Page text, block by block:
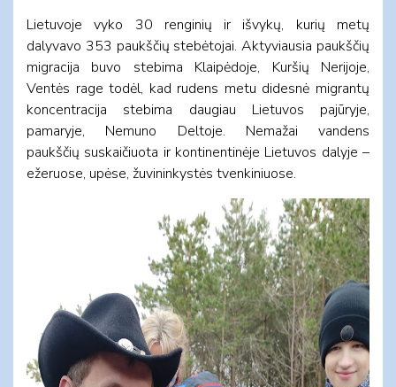
Lietuvoje vyko 30 renginių ir išvykų, kurių metų
dalyvavo 353 paukščių stebėtojai. Aktyviausia paukščių
migracija buvo stebima Klaipėdoje, Kuršių Nerijoje,
Ventės rage todėl, kad rudens metu didesnė migrantų
koncentracija stebima daugiau Lietuvos pajūryje,
pamaryje, Nemuno Deltoje. Nemažai vandens
paukščių suskaičiuota ir kontinentinėje Lietuvos dalyje –
ežeruose, upėse, žuvininkystės tvenkiniuose.